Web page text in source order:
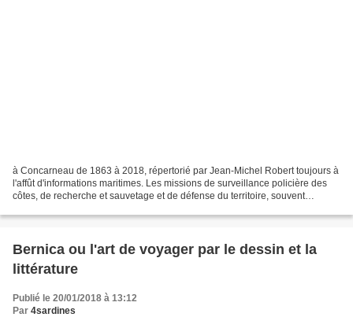
à Concarneau de 1863 à 2018, répertorié par Jean-Michel Robert toujours à
l'affût d'informations maritimes. Les missions de surveillance policière des
côtes, de recherche et sauvetage et de défense du territoire, souvent
Bernica ou l'art de voyager par le dessin et la
littérature
Publié le 20/01/2018 à 13:12
Par 4sardines